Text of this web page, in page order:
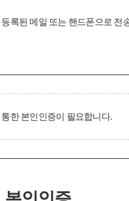
록된 메일 또는 핸드폰으로 전
한 본인인증이 필요합니다.